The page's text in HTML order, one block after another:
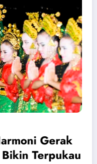
Gerak
Terpukau